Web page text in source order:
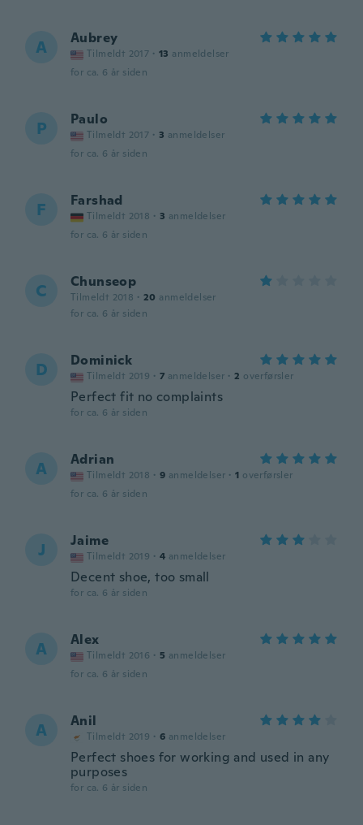
A Aubrey
Tilmeldt 2017 · 13 anmeldelser
for ca. 6 år siden
P Paulo
Tilmeldt 2017 · 3 anmeldelser
for ca. 6 år siden
F Farshad
Tilmeldt 2018 · 3 anmeldelser
for ca. 6 år siden
C Chunseop
Tilmeldt 2018 · 20 anmeldelser
for ca. 6 år siden
D Dominick
Tilmeldt 2019 · 7 anmeldelser · 2 overførsler
Perfect fit no complaints
for ca. 6 år siden
A Adrian
Tilmeldt 2018 · 9 anmeldelser · 1 overførsler
for ca. 6 år siden
J Jaime
Tilmeldt 2019 · 4 anmeldelser
Decent shoe, too small
for ca. 6 år siden
A Alex
Tilmeldt 2016 · 5 anmeldelser
for ca. 6 år siden
A Anil
Tilmeldt 2019 · 6 anmeldelser
Perfect shoes for working and used in any
purposes
for ca. 6 år siden